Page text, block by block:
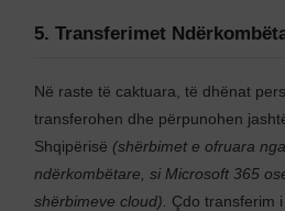
5. Transferimet
Në raste të caktuara, të dhënat
transferohen dhe përpunohen
Shqipërisë (shërbimet e ofruara
ndërkombëtare, si Microsoft 365
shërbimeve cloud). Çdo transferim